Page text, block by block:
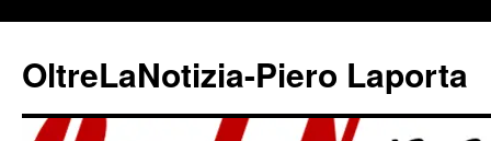
contenuto
OltreLaNotizia-Piero Laporta